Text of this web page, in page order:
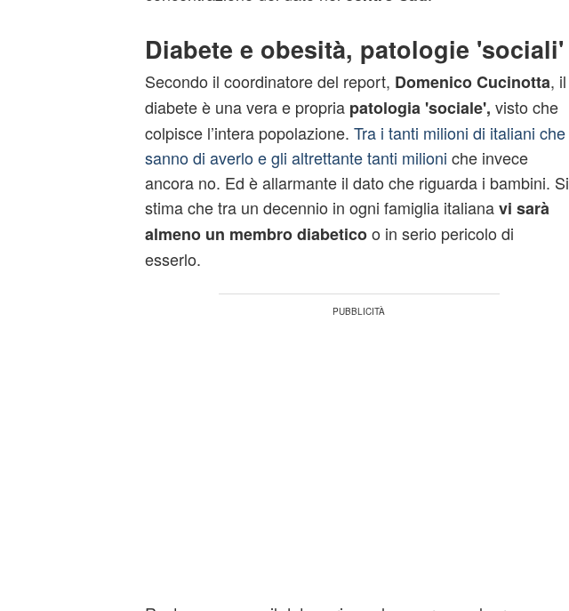
Diabete e obesità, patologie 'sociali'
Secondo il coordinatore del report, Domenico Cucinotta, il
diabete è una vera e propria patologia 'sociale', visto che
colpisce l’intera popolazione. Tra i tanti milioni di italiani che
sanno di averlo e gli altrettante tanti milioni che invece
ancora no. Ed è allarmante il dato che riguarda i bambini. Si
stima che tra un decennio in ogni famiglia italianavi sarà
almeno un membro diabeticoo in serio pericolo di
esserlo.